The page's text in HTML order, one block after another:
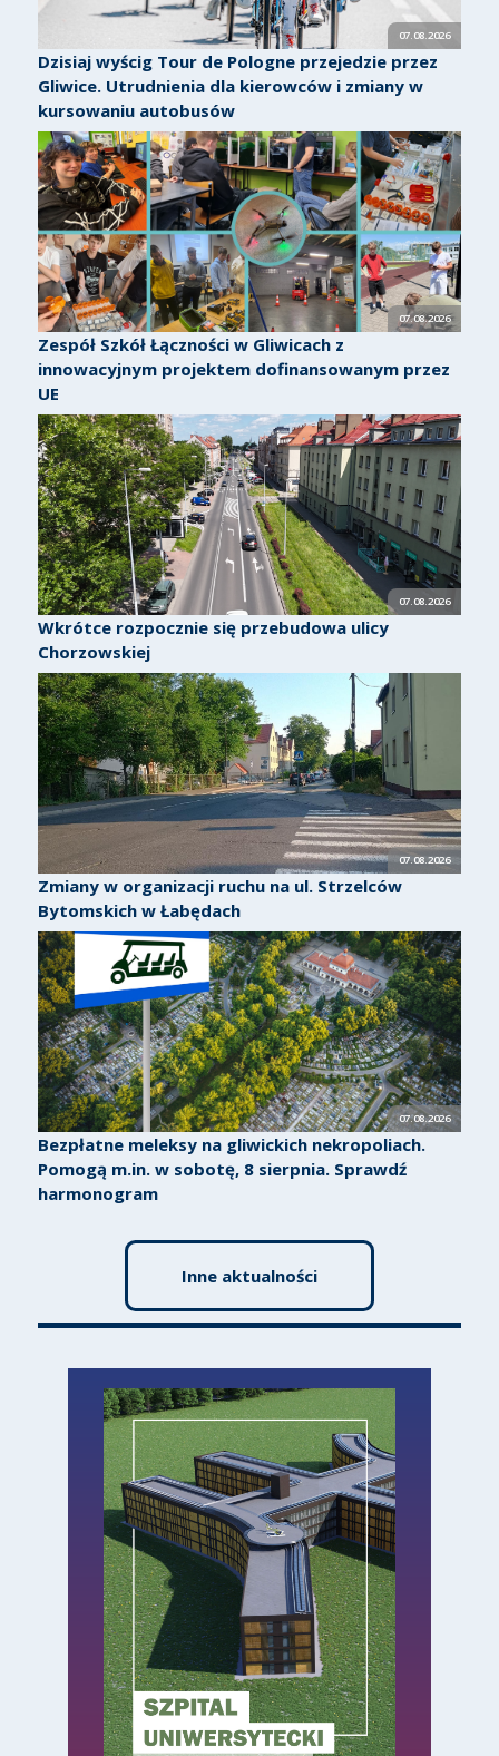
07.08.2026
Dzisiaj wyścig Tour de Pologne przejedzie przez
Gliwice. Utrudnienia dla kierowców i zmiany w
kursowaniu autobusów
07.08.2026
Zespół Szkół Łączności w Gliwicach z
innowacyjnym projektem dofinansowanym przez
UE
07.08.2026
Wkrótce rozpocznie się przebudowa ulicy
Chorzowskiej
07.08.2026
Zmiany w organizacji ruchu na ul. Strzelców
Bytomskich w Łabędach
07.08.2026
Bezpłatne meleksy na gliwickich nekropoliach.
Pomogą m.in. w sobotę, 8 sierpnia. Sprawdź
harmonogram
Inne aktualności